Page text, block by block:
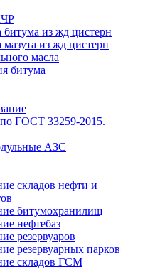
битума из жд цистерн
из жд цистерн
масла
битума
ГОСТ 33259-2015.
АЗС
складов нефти и
битумохранилищ
нефтебаз
резервуаров
резервуарных парков
складов ГСМ